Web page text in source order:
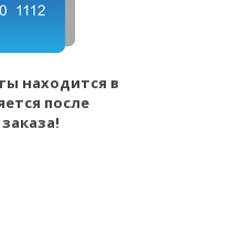
находится в
после